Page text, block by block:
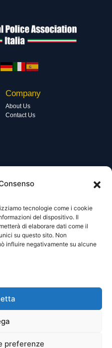
tecnologie come i cookie
del dispositivo. Il
di elaborare dati come il
su questo sito. Non
influire negativamente su alcune
preferenze
Company
About Us
Contact Us
Area gestione
Password